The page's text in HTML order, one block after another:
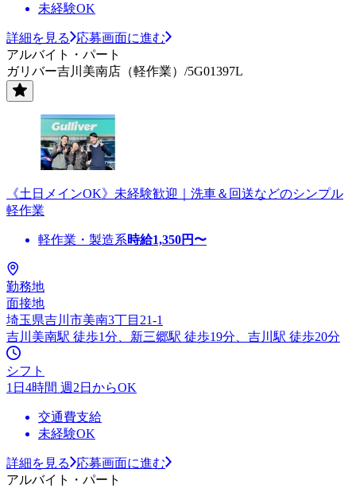
未経験OK
詳細を見る
応募画面に進む
アルバイト・パート
ガリバー吉川美南店（軽作業）/5G01397L
《土日メインOK》未経験歓迎｜洗車＆回送などのシンプル
軽作業
軽作業・製造系時給1,350円〜
勤務地
面接地
埼玉県吉川市美南3丁目21-1
吉川美南駅 徒歩1分、新三郷駅 徒歩19分、吉川駅 徒歩20分
シフト
1日4時間 週2日からOK
交通費支給
未経験OK
詳細を見る
応募画面に進む
アルバイト・パート